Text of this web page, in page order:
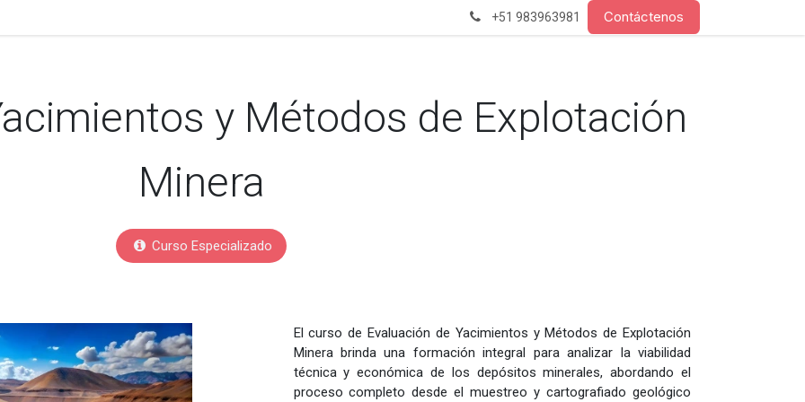
+51 983963981 Contáctenos
y Métodos de Explotación
Minera
Curso Especializado
El curso de Evaluación de Yacimientos y Métodos de Explotación
Minera brinda una formación integral para analizar la viabilidad
técnica y económica de los depósitos minerales, abordando el
proceso completo desde el muestreo y cartografiado geológico